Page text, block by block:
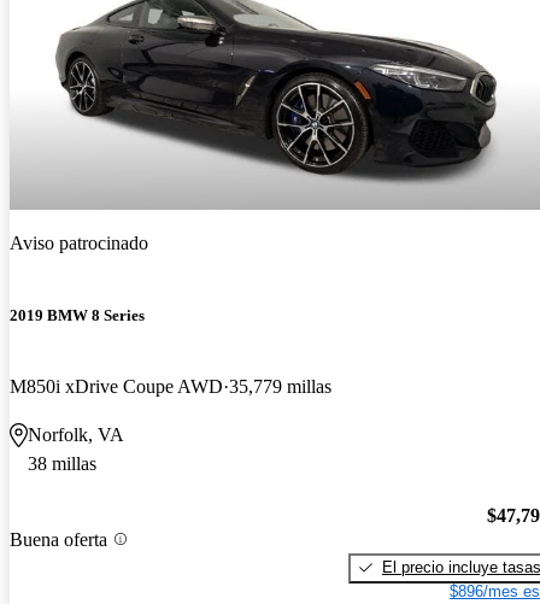
Aviso patrocinado
2019 BMW 8 Series
M850i xDrive Coupe AWD 35,779 millas
Norfolk, VA
38 millas
Buena oferta
El precio incluye tasas
$896/mes